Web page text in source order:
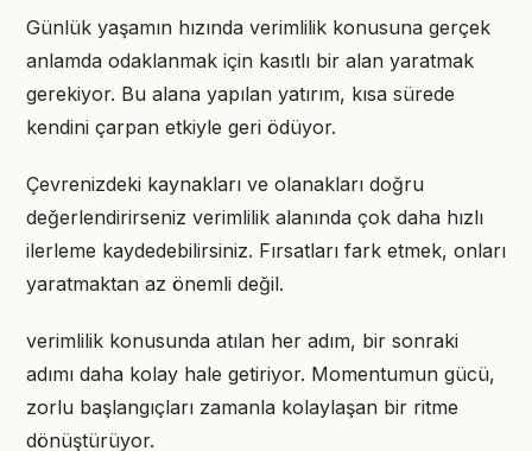
Günlük yaşamın hızında verimlilik konusuna gerçek
anlamda odaklanmak için kasıtlı bir alan yaratmak
gerekiyor. Bu alana yapılan yatırım, kısa sürede
kendini çarpan etkiyle geri ödüyor.
Çevrenizdeki kaynakları ve olanakları doğru
değerlendirirseniz verimlilik alanında çok daha hızlı
ilerleme kaydedebilirsiniz. Fırsatları fark etmek, onları
yaratmaktan az önemli değil.
verimlilik konusunda atılan her adım, bir sonraki
adımı daha kolay hale getiriyor. Momentumun gücü,
zorlu başlangıçları zamanla kolaylaşan bir ritme
dönüştürüyor.